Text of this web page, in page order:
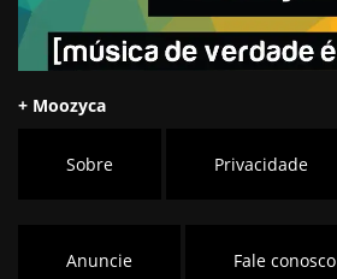
+ Moozyca
Sobre Privacidade
Anuncie Fale conosco